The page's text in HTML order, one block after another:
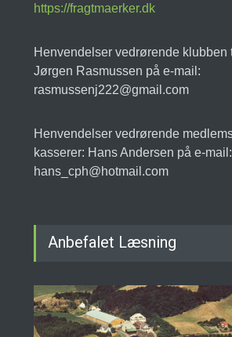
https://fragtmaerker.dk
Henvendelser vedrørende klubben
Jørgen Rasmussen på e-mail:
rasmussenj222@gmail.com
Henvendelser vedrørende
kasserer: Hans Andersen på e-mail:
hans_cph@hotmail.com
Anbefalet Læsning